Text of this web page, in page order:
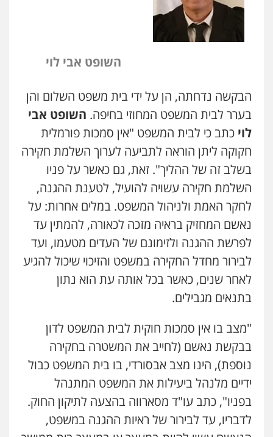
השופט אבי לוי
הבקשה נדחתה, הן על ידי בית משפט השלום והן
בערר לבית המשפט המחוזי בחיפה. השופט אבי
לוי כתב כי לבית המשפט "אין סמכות פורמלית
חקוקה ליתן הוראה לתביעה לערוך השלמת חקירה
בשלב זה של ההליך". זאת, גם כאשר על פניו
השלמת חקירה עשויה להועיל, לטענת ההגנה,
לחקר האמת ולניהול המשפט. במלים אחרות: על
נאשם המחזיק בראיה מזכה לכאורה, להמתין עד
לפרשת ההגנה ולזימונם של העדים מטעמו, ועד
לבירור מחדל החקירה במשפט והזיכוי שיכול להגיע
לאחר שנים, כאשר בכל אותה עת הוא נתון
בתנאים מגבילים.
"מצב בו אין סמכות חוקית לבית המשפט לדון
בבקשת נאשם (לחייב את המשטרה בחקירה
נוספת), הינו מצב אבסורדי, בו בית המשפט כבול
ידיים מלנהל ביעילות את המשפט המתנהל
בפניו", כתב עו"ד מסארווה בהצעה לתיקון החוק.
לדבריו, עד לבירור של ראיות ההגנה במשפט,
ניר קידר – צלם
צילום עורכי דין שירותים מקצועיים לעורכי
דין
0504578527
רונן הלל – מוניטין
מחיקת כתבות מגוגל ודחיקת אזכורים
שליליים
שירותים מקצועיים לעורכי דין
0522508109
אחסון אתרים
מהירות הגנה גיבוי תמיכה שירותים
מרכז התחלה חדשה
אסירים עבירות מין שירותים מקצועיים
לעורכי דין
0544500346
מאיה בלום, עו"ס, טיפול ושיקום
טיפול בהתמכרויות שירותים מקצועיים
לעורכי דין